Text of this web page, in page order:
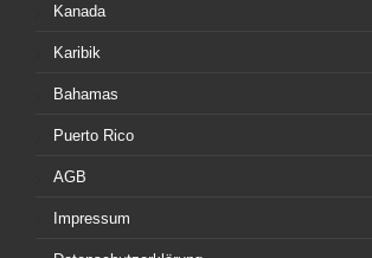
Kanada
Karibik
Bahamas
Puerto Rico
AGB
Impressum